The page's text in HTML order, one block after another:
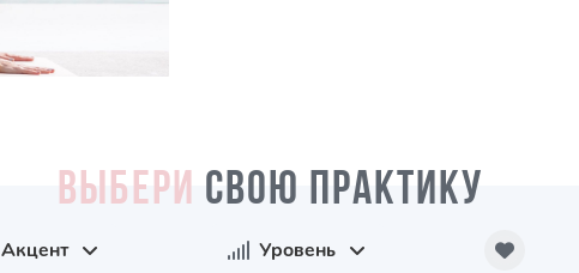
ВЫБЕРИ СВОЮ ПРАКТИКУ
Акцент Уровень